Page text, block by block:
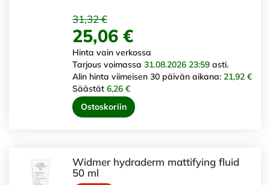
31,32 €
25,06 €
Hinta vain verkossa
Tarjous voimassa 31.08.2026 23:59 asti.
Alin hinta viimeisen 30 päivän aikana: 21,92 €
Säästät 6,26 €
Ostoskoriin
Widmer hydraderm mattifying fluid
50 ml